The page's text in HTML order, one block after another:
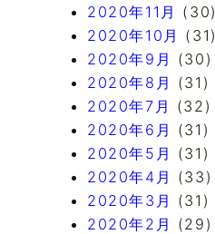
2020年11月 (30)
2020年10月 (31)
2020年9月 (30)
2020年8月 (31)
2020年7月 (32)
2020年6月 (31)
2020年5月 (31)
2020年4月 (33)
2020年3月 (31)
2020年2月 (29)